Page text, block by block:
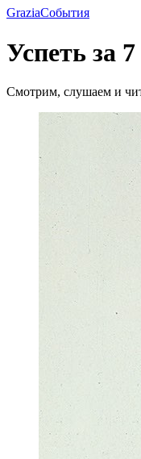
GraziaСобытия
Успеть за
Смотрим, слушаем и